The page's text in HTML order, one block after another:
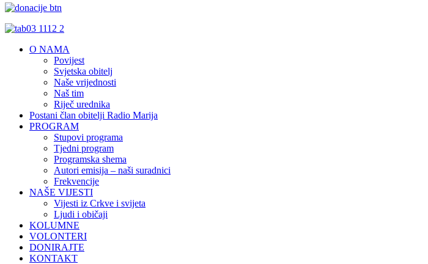
O NAMA
Povijest
Svjetska obitelj
Naše vrijednosti
Naš tim
Riječ urednika
Postani član obitelji Radio Marija
PROGRAM
Stupovi programa
Tjedni program
Programska shema
Autori emisija – naši suradnici
Frekvencije
NAŠE VIJESTI
Vijesti iz Crkve i svijeta
Ljudi i običaji
KOLUMNE
VOLONTERI
DONIRAJTE
KONTAKT